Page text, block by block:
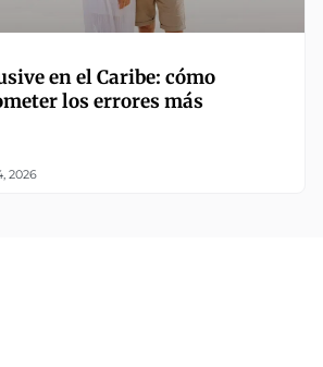
en el Caribe: cómo
los errores más
2026